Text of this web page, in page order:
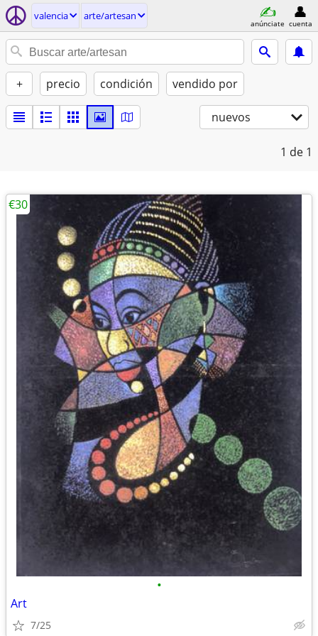
valencia arte/artesan
anúnciate cuenta
+ precio condición vendido por
nuevos
1 de 1
•
Art
7/25
€30